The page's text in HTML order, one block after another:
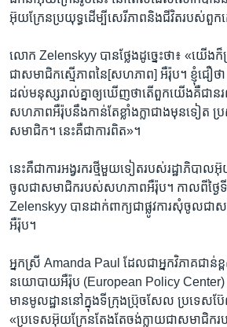
អ៊ុយក្រែន​ប្រយុទ្ធ​ដើម្បី​សេរីភាព​និង​ជីវិត​របស់​ពួក
លោក Zelenskyy បាន​ថ្លែង​ដូច្នេះ​ថា៖ «យើង​ក៏​
ជា​សមាជិក​ស្មើភាព​នៃ​[សហភាព] អឺរ៉ុប។ ខ្ញុំ​ជឿ​ថា
ដល់​មនុស្ស​រាល់​គ្នា​ឲ្យ​ឃើញ​ថា​តើ​ពួកយើង​គឺ​ជា​នរ
សហភាព​អឺរ៉ុប​នឹង​កាន់តែ​ខ្លាំងក្លា​ជាង​មុន​ទៀត ប្
សមាជិក។ នេះ​គឺជា​ការពិត»។
នេះ​គឺជា​ការ​អង្វរករ​ថ្មី​មួយ​ទៀត​របស់​រដ្ឋាភិបាល​
ចូល​ជា​សមាជិក​របស់​សហភាព​អឺរ៉ុប។ កាលពី​ថ្ងៃ​
Zelenskyy បាន​ដាក់​ពាក្យ​ជា​ផ្លូវការ​សុំ​ចូល​
អឺរ៉ុប។
អ្នកស្រី Amanda Paul ដែលជា​អ្នក​វិភាគ​ជា
នយោបាយ​អឺរ៉ុប (European Policy Center) ដ
មាន​មូលដ្ឋាន​នៅក្នុង​ទីក្រុង​ប្រ៊ុចសែល ប្រទេស​
«ប្រទេស​អ៊ុយក្រែន​តែងតែ​ចង់​ក្លាយជា​សមាជិ